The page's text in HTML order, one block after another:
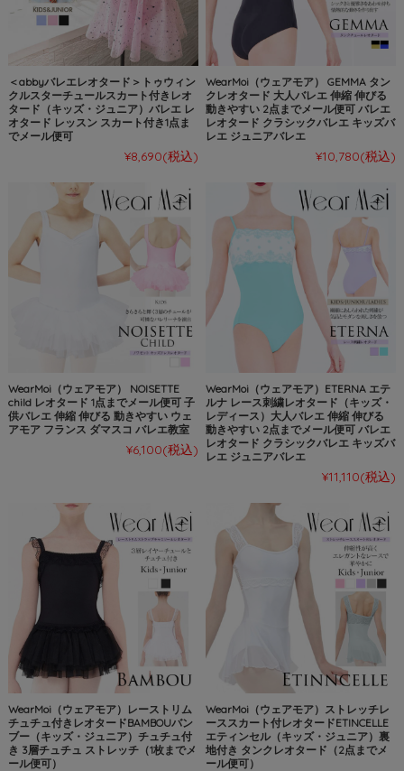
＜abbyバレエレオタード＞トゥウィン
クルスターチュールスカート付きレオ
タード（キッズ・ジュニア）バレエ レ
オタード レッスン スカート付き1点ま
でメール便可
¥8,690(税込)
WearMoi（ウェアモア） GEMMA タン
クレオタード 大人バレエ 伸縮 伸びる
動きやすい 2点までメール便可 バレエ
レオタード クラシックバレエ キッズバ
レエ ジュニアバレエ
¥10,780(税込)
WearMoi（ウェアモア） NOISETTE
child レオタード 1点までメール便可 子
供バレエ 伸縮 伸びる 動きやすい ウェ
アモア フランス ダマスコ バレエ教室
¥6,100(税込)
WearMoi（ウェアモア）ETERNA エテ
ルナ レース刺繍レオタード（キッズ・
レディース）大人バレエ 伸縮 伸びる
動きやすい 2点までメール便可 バレエ
レオタード クラシックバレエ キッズバ
レエ ジュニアバレエ
¥11,110(税込)
WearMoi（ウェアモア）レーストリム
チュチュ付きレオタードBAMBOUバン
ブー（キッズ・ジュニア）チュチュ付
き 3層チュチュ ストレッチ（1枚までメ
ール便可）
WearMoi（ウェアモア）ストレッチレ
ーススカート付レオタードETINCELLE
エティンセル（キッズ・ジュニア）裏
地付き タンクレオタード（2点までメ
ール便可）